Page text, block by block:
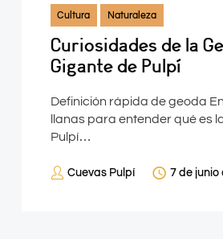
Cultura Naturaleza
Curiosidades de la
Gigante de Pulpí
Definición rápida de geoda
llanas para entender qué es
Pulpí…
Cuevas Pulpí 7 de junio